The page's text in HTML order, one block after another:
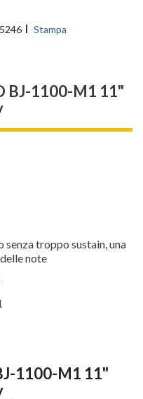
Stampa
BJ-1100-M1 11"
senza troppo sustain, una
note
1100-M1 11"